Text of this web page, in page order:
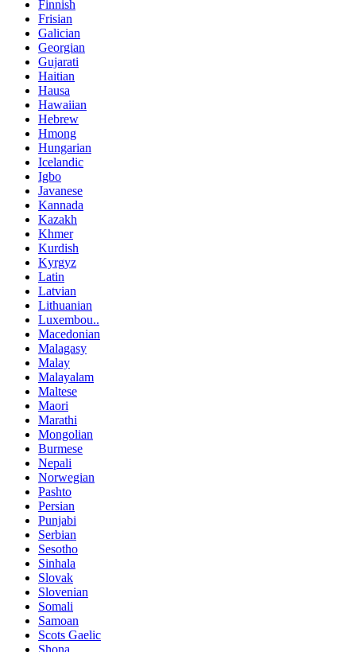
Finnish
Frisian
Galician
Georgian
Gujarati
Haitian
Hausa
Hawaiian
Hebrew
Hmong
Hungarian
Icelandic
Igbo
Javanese
Kannada
Kazakh
Khmer
Kurdish
Kyrgyz
Latin
Latvian
Lithuanian
Luxembou..
Macedonian
Malagasy
Malay
Malayalam
Maltese
Maori
Marathi
Mongolian
Burmese
Nepali
Norwegian
Pashto
Persian
Punjabi
Serbian
Sesotho
Sinhala
Slovak
Slovenian
Somali
Samoan
Scots Gaelic